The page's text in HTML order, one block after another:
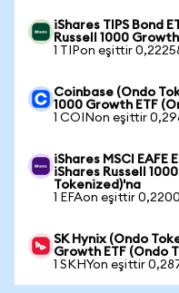
iShares TIPS Bond
Russell 1000
1 TIPon eşittir
Coinbase (Ondo
1000 Growth ETF
1 COINon eşittir
iShares MSCI EAFE
iShares Russell
Tokenized)'na
1 EFAon eşittir
SK Hynix (Ondo
Growth ETF (Ondo
1 SKHYon eşittir